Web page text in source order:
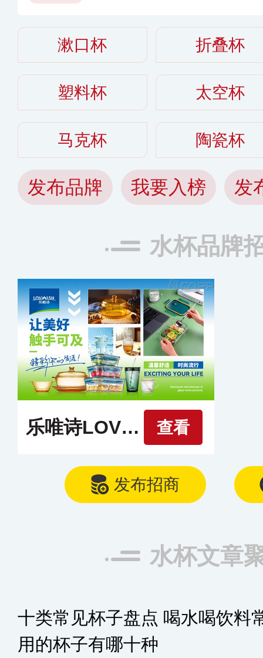
漱口杯 折叠杯
塑料杯 太空杯
马克杯 陶瓷杯
发布品牌 我要入榜 发
水杯品牌
乐唯诗LOVWISH 查看
发布招商
水杯文章
十类常见杯子盘点 喝水喝饮料
用的杯子有哪十种